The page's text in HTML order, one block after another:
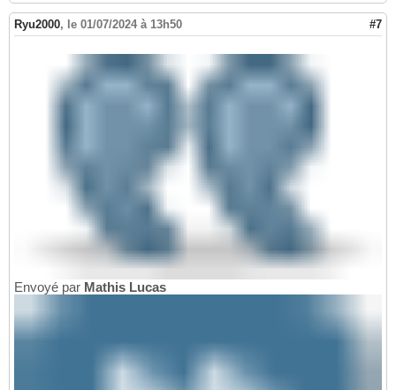
Ryu2000, le 01/07/2024 à 13h50 #7
Envoyé par Mathis Lucas